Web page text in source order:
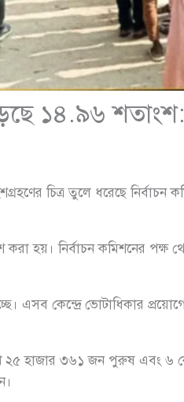
১৪.৯৬
চিত্র তুলে ধরেছে নির্বাচন
হয়। নির্বাচন কমিশনের পক্ষ
এসব কেন্দ্রে ভোটাধিকার
২৫ হাজার ৩৬১ জন পুরুষ এবং